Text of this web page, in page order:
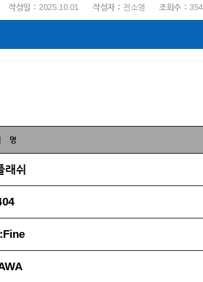
작성일 2025.10.01 작성자 전소영 조회수 354
명
래쉬